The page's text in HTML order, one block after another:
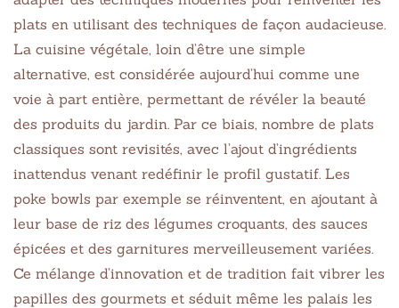
plats en utilisant des techniques de façon audacieuse.
La cuisine végétale, loin d’être une simple
alternative, est considérée aujourd’hui comme une
voie à part entière, permettant de révéler la beauté
des produits du jardin. Par ce biais, nombre de plats
classiques sont revisités, avec l’ajout d’ingrédients
inattendus venant redéfinir le profil gustatif. Les
poke bowls par exemple se réinventent, en ajoutant à
leur base de riz des légumes croquants, des sauces
épicées et des garnitures merveilleusement variées.
Ce mélange d’innovation et de tradition fait vibrer les
papilles des gourmets et séduit même les palais les